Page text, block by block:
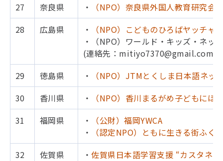
27
奈良県 ・
（NPO）奈良県外国人教育研究会
28
広島県 ・
（NPO）こどものひろばヤッチャ
・（NPO）ワールド・キッズ・ネッ
(連絡先：mitiyo7370@gmail.com)
29
徳島県 ・
（NPO）JTMとくしま日本語ネッ
30
香川県 ・
（NPO）香川まるがめ子どもにほ
31
福岡県 ・
（公財）福岡YWCA
・
（認定NPO）ともに生きる街ふく
32
佐賀県 ・佐賀県日本語学習支援 “カスタネッ